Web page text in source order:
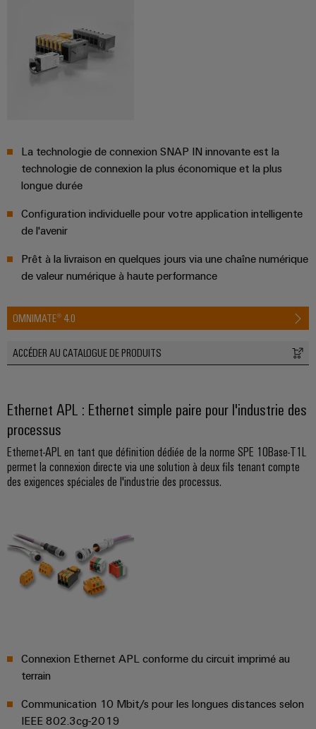
La technologie de connexion SNAP IN innovante est la
technologie de connexion la plus économique et la plus
longue durée
Configuration individuelle pour votre application intelligente
de l'avenir
Prêt à la livraison en quelques jours via une chaîne numérique
de valeur numérique à haute performance
OMNIMATE® 4.0
ACCÉDER AU CATALOGUE DE PRODUITS
Ethernet APL : Ethernet simple paire pour l'industrie des
processus
Ethernet-APL en tant que définition dédiée de la norme SPE 10Base-T1L
permet la connexion directe via une solution à deux fils tenant compte
des exigences spéciales de l'industrie des processus.
Connexion Ethernet APL conforme du circuit imprimé au
terrain
Communication 10 Mbit/s pour les longues distances selon
IEEE 802.3cg-2019